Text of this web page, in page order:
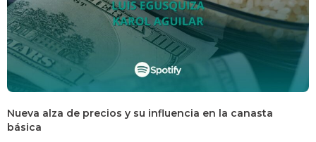
Nueva alza de precios y su influencia en la canasta
básica